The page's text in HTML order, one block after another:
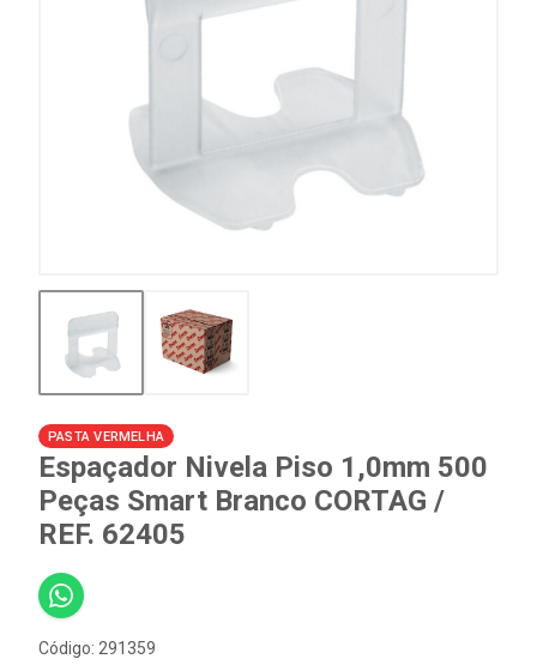
PASTA VERMELHA
Espaçador Nivela Piso 1,0mm 500
Peças Smart Branco CORTAG /
REF. 62405
Código: 291359